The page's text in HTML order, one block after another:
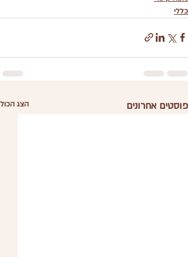
כללי
פוסטים אחרונים הצג הכול